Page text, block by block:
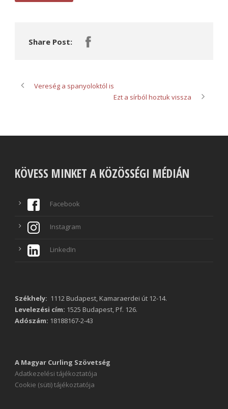
Share Post:
Vereség a spanyoloktól is
Ezt a sírból hoztuk vissza
KÖVESS MINKET A KÖZÖSSÉGI MÉDIÁN
Facebook
Instagram
LinkedIn
Székhely: 1112 Budapest, Kamaraerdei út 12-14.
Levelezési cím: 1525 Budapest, Pf. 126.
Adószám: 18188167-2-43
A Magyar Curling Szövetség
Adatkezelési tájékoztatója
Cookie (süti) tájékoztatója